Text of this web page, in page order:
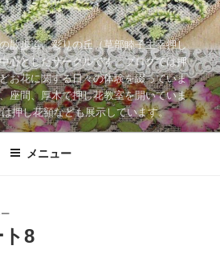
散歩道。彩りの丘（草部睦子主宰押し
心としたサークルです。ブログでは押
お花に関する日々の体験を綴っていま
座間、厚木で押し花教室を開いていま
押し花額なども展示しています。
メニュー
8